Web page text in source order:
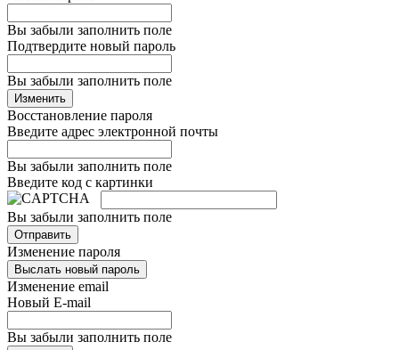
Вы забыли заполнить поле
Подтвердите новый пароль
Вы забыли заполнить поле
Изменить
Восстановление пароля
Введите адрес электронной почты
Вы забыли заполнить поле
Введите код с картинки
Вы забыли заполнить поле
Отправить
Изменение пароля
Выслать новый пароль
Изменение email
Новый E-mail
Вы забыли заполнить поле